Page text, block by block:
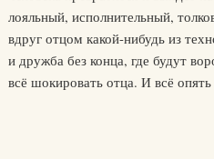
лояльный, исполнительный,
вдруг отцом какой-нибудь из
и дружба без конца, где будут
всё шокировать отца. И всё